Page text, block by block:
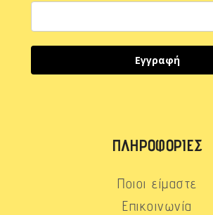
Εγγραφή
ΠΛΗΡΟΦΟΡΊΕΣ
Ποιοι είμαστε
Επικοινωνία